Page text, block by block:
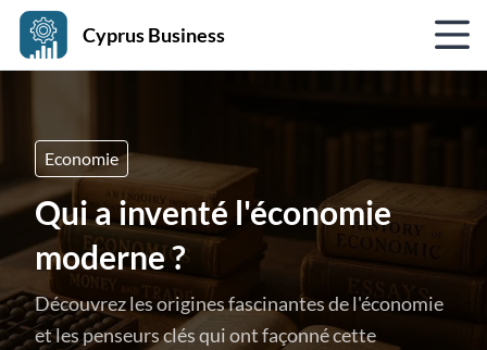
Cyprus Business
Economie
Qui a inventé l'économie
moderne ?
Découvrez les origines fascinantes de l'économie
et les penseurs clés qui ont façonné cette